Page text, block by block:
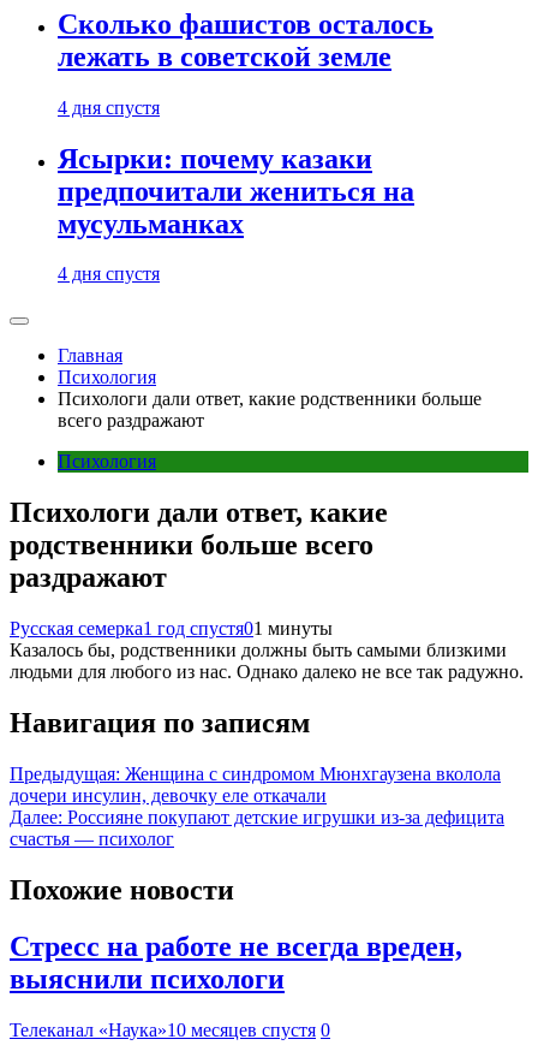
Сколько фашистов осталось
лежать в советской земле
4 дня спустя
Ясырки: почему казаки
предпочитали жениться на
мусульманках
4 дня спустя
Главная
Психология
Психологи дали ответ, какие родственники больше
всего раздражают
Психология
Психологи дали ответ, какие
родственники больше всего
раздражают
Русская семерка1 год спустя01 минуты
Казалось бы, родственники должны быть самыми близкими
людьми для любого из нас. Однако далеко не все так радужно.
Навигация по записям
Предыдущая: Женщина с синдромом Мюнхгаузена вколола
дочери инсулин, девочку еле откачали
Далее: Россияне покупают детские игрушки из-за дефицита
счастья — психолог
Похожие новости
Стресс на работе не всегда вреден,
выяснили психологи
Телеканал «Наука»10 месяцев спустя 0